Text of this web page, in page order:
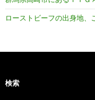
ローストビーフの出身地、
検索